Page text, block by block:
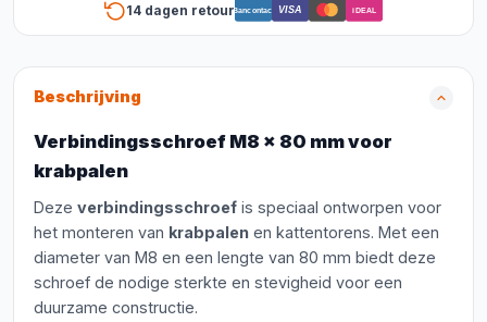
14 dagen retourBancontact VISA iDEAL
Beschrijving
Verbindingsschroef M8 x 80 mm voor
krabpalen
Deze verbindingsschroef is speciaal ontworpen voor
het monteren van krabpalen en kattentorens. Met een
diameter van M8 en een lengte van 80 mm biedt deze
schroef de nodige sterkte en stevigheid voor een
duurzame constructie.